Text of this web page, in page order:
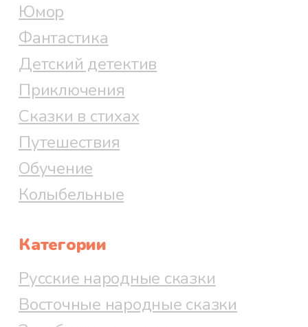
Юмор
Фантастика
Детский детектив
Приключения
Сказки в стихах
Путешествия
Обучение
Колыбельные
Категории
Русские народные сказки
Восточные народные сказки